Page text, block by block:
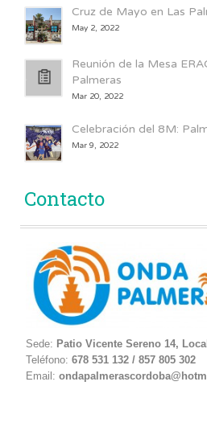
Cruz de Mayo en Las
May 2, 2022
Reunión de la Mesa
Palmeras
Mar 20, 2022
Celebración del 8M:
Mar 9, 2022
Contacto
Sede: Patio Vicente Sereno 14, Local
Teléfono: 678 531 132 / 857 805 302
Email: